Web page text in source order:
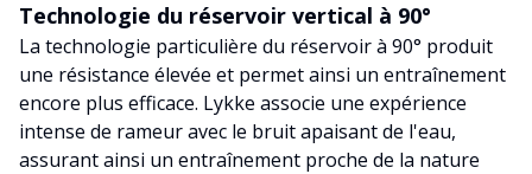
Technologie du réservoir vertical à 90°
La technologie particulière du réservoir à 90° produit
une résistance élevée et permet ainsi un entraînement
encore plus efficace. Lykke associe une expérience
intense de rameur avec le bruit apaisant de l'eau,
assurant ainsi un entraînement proche de la nature